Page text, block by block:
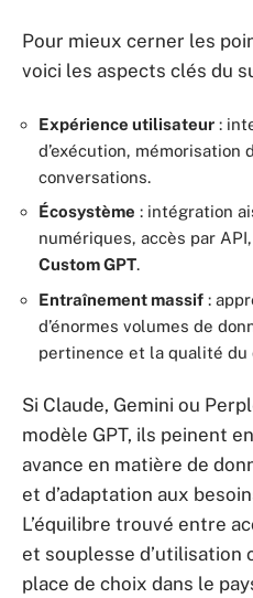
Pour mieux cerner les
voici les aspects clés du
Expérience utilisateur :
d’exécution, mémorisation
conversations.
Écosystème : intégration
numériques, accès par
Custom GPT.
Entraînement massif :
d’énormes volumes de
pertinence et la qualité du
Si Claude, Gemini ou
modèle GPT, ils peinent
avance en matière de
et d’adaptation aux
L’équilibre trouvé entre
et souplesse d’utilisation
place de choix dans le